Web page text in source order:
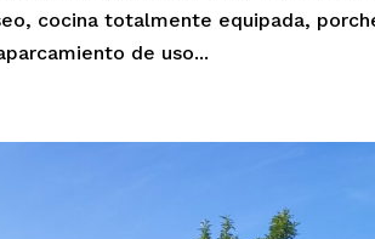
cocina totalmente equipada,
de uso...